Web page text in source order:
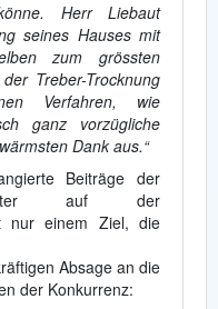
Herr Liebaut
seines Hauses mit
zum grössten
Treber-Trocknung
Verfahren, wie
ganz vorzügliche
Dank aus.“
Beiträge der
auf der
nur einem Ziel, die
Absage an die
der Konkurrenz: